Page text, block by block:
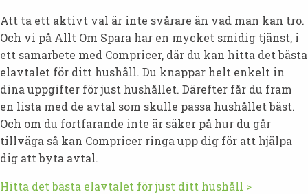
Att ta ett aktivt val är inte svårare än vad man kan tro.
Och vi på Allt Om Spara har en mycket smidig tjänst, i
ett samarbete med Compricer, där du kan hitta det bästa
elavtalet för ditt hushåll. Du knappar helt enkelt in
dina uppgifter för just hushållet. Därefter får du fram
en lista med de avtal som skulle passa hushållet bäst.
Och om du fortfarande inte är säker på hur du går
tillväga så kan Compricer ringa upp dig för att hjälpa
dig att byta avtal.
Hitta det bästa elavtalet för just ditt hushåll >